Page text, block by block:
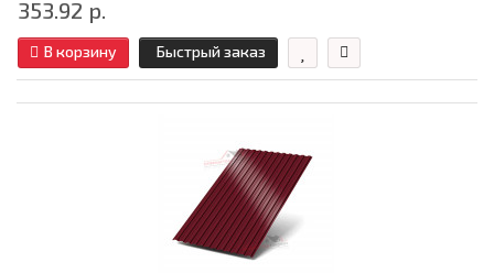
353.92 р.
В корзину Быстрый заказ